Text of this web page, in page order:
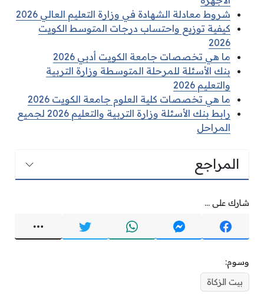
شروط معادلة الشهادة في وزارة التعليم العالي 2026
كيفية توزيع واحتساب درجات المتوسط الكويت
2026
ما هي تخصصات جامعة الكويت أدبي 2026
بنك الأسئلة للمرحلة المتوسطة وزارة التربية
والتعليم 2026
ما هي تخصصات كلية العلوم جامعة الكويت 2026
رابط بنك الأسئلة وزارة التربية والتعليم 2026 لجميع
المراحل
المراجع
شارك على ...
وسوم:
بيت الزكاة